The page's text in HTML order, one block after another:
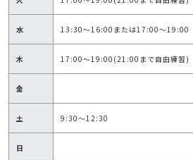
水 13:30～16:00または17:00～19:00
木 17:00～19:00(21:00まで自由練習)
金
土 9:30～12:30
日